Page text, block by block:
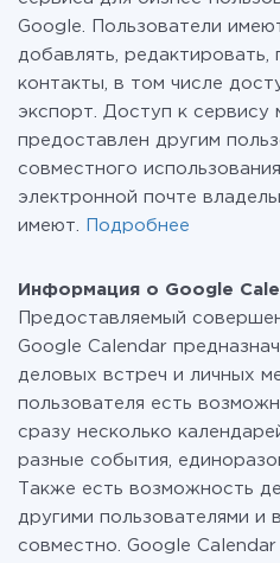
Google. Пользователи
добавлять, редактировать,
контакты, в том числе
экспорт. Доступ к сервису
предоставлен другим
совместного
электронной почте
имеют.
Подробнее
Информация о Google
Предоставляемый
Google Calendar
деловых встреч и личных
пользователя есть
сразу несколько
разные события,
Также есть возможность
другими пользователями и
совместно. Google